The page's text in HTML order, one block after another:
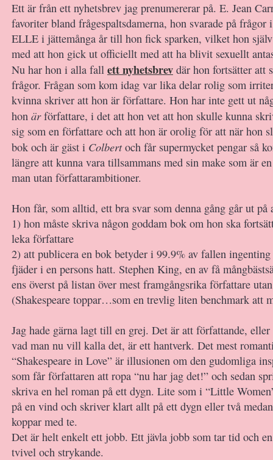
Ett är från ett nyhetsbrev jag prenumererar på. E. Jean
favoriter bland frågespaltsdamerna, hon svarade på frågor
ELLE i jättemånga år till hon fick sparken, vilket hon
med att hon gick ut officiellt med att ha blivit sexuellt
Nu har hon i alla fall ett nyhetsbrev där hon fortsätter att
frågor. Frågan som kom idag var lika delar rolig som
kvinna skriver att hon är författare. Hon har inte gett ut
hon ärförfattare, i det att hon vet att hon skulle kunna
sig som en författare och att hon är orolig för att när hon
bok och är gäst i Colbertoch får supermycket pengar så
längre att kunna vara tillsammans med sin make som är
man utan författarambitioner.
Hon får, som alltid, ett bra svar som denna gång går ut på
1) hon måste skriva någon goddam bok om hon ska
leka författare
2) att publicera en bok betyder i 99.9% av fallen
fjäder i en persons hatt. Stephen King, en av få
ens överst på listan över mest framgångsrika författare
(Shakespeare toppar…som en trevlig liten benchmark att
Jag hade gärna lagt till en grej. Det är att författande,
vad man nu vill kalla det, är ett hantverk. Det mest
“Shakespeare in Love” är illusionen om den gudomliga
som får författaren att ropa “nu har jag det!” och sedan
skriva en hel roman på ett dygn. Lite som i “Little
på en vind och skriver klart allt på ett dygn eller två
koppar med te.
Det är helt enkelt ett jobb. Ett jävla jobb som tar tid och
tvivel och strykande.